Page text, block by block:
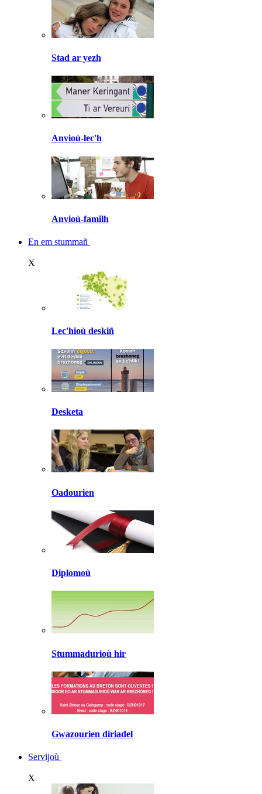
Stad ar yezh
Anvioù-lec'h
Anvioù-familh
En em stummañ
X
Lec'hioù deskiñ
Desketa
Oadourien
Diplomoù
Stummadurioù hir
Gwazourien diriadel
Servijoù
X